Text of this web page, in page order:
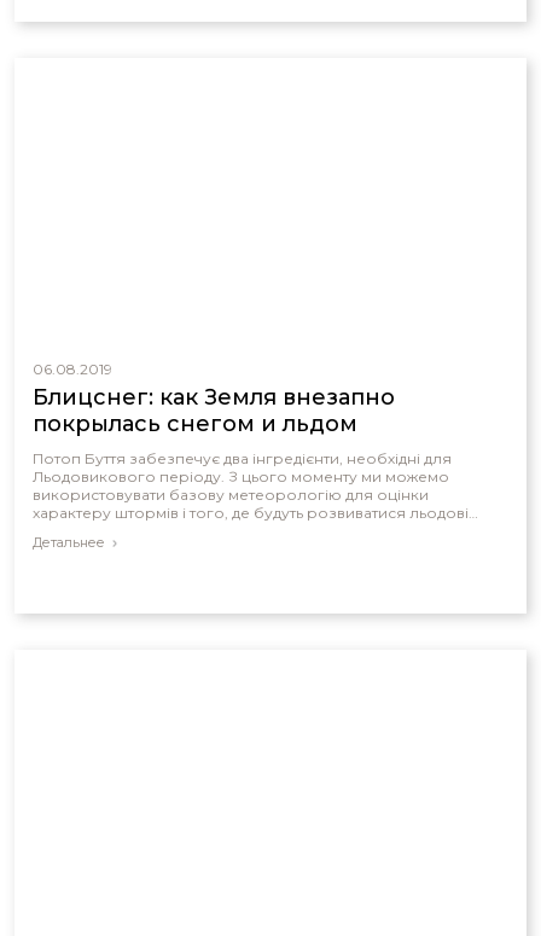
06.08.2019
Блицснег: как Земля внезапно
покрылась снегом и льдом
Потоп Буття забезпечує два інгредієнти, необхідні для
Льодовикового періоду. З цього моменту ми можемо
використовувати базову метеорологію для оцінки
характеру штормів і того, де будуть розвиватися льодові
Детальнее